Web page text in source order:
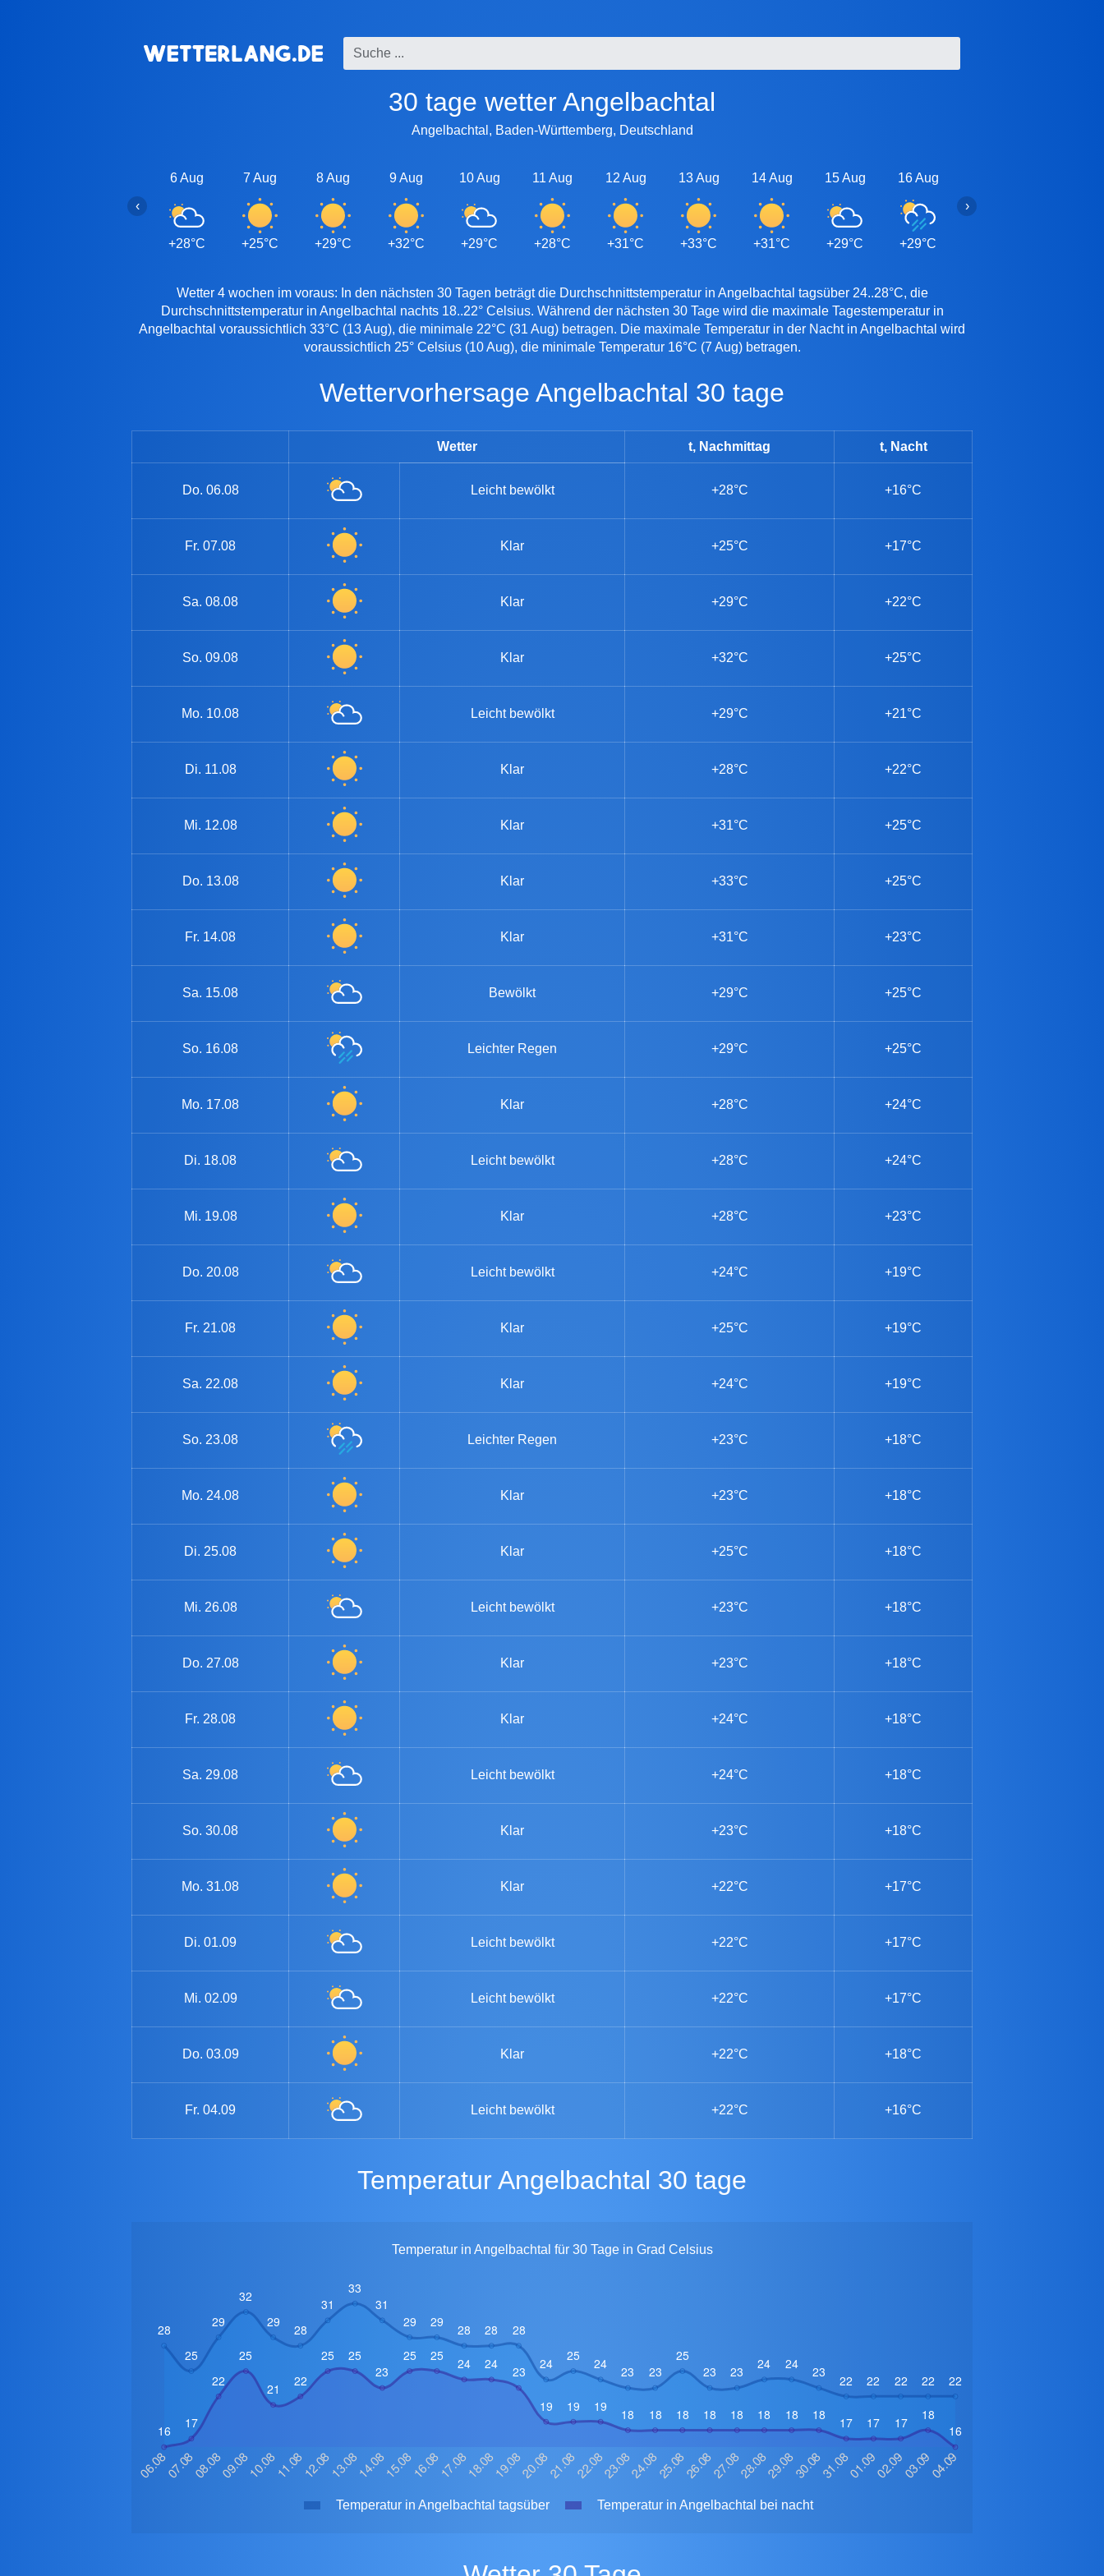
30 tage wetter Angelbachtal
Angelbachtal, Baden-Württemberg, Deutschland
6 Aug
+28°C
7 Aug
+25°C
8 Aug
+29°C
9 Aug
+32°C
10 Aug
+29°C
11 Aug
+28°C
12 Aug
+31°C
13 Aug
+33°C
14 Aug
+31°C
15 Aug
+29°C
16 Aug
+29°C
‹ ›
Wetter 4 wochen im voraus: In den nächsten 30 Tagen beträgt die Durchschnittstemperatur in Angelbachtal tagsüber 24..28°C, die
Durchschnittstemperatur in Angelbachtal nachts 18..22° Celsius. Während der nächsten 30 Tage wird die maximale Tagestemperatur in
Angelbachtal voraussichtlich 33°C (13 Aug), die minimale 22°C (31 Aug) betragen. Die maximale Temperatur in der Nacht in Angelbachtal wird
voraussichtlich 25° Celsius (10 Aug), die minimale Temperatur 16°C (7 Aug) betragen.
Wettervorhersage Angelbachtal 30 tage
Wetter t, Nachmittag t, Nacht
Do. 06.08 Leicht bewölkt +28°C +16°C
Fr. 07.08 Klar +25°C +17°C
Sa. 08.08 Klar +29°C +22°C
So. 09.08 Klar +32°C +25°C
Mo. 10.08 Leicht bewölkt +29°C +21°C
Di. 11.08 Klar +28°C +22°C
Mi. 12.08 Klar +31°C +25°C
Do. 13.08 Klar +33°C +25°C
Fr. 14.08 Klar +31°C +23°C
Sa. 15.08 Bewölkt +29°C +25°C
So. 16.08 Leichter Regen +29°C +25°C
Mo. 17.08 Klar +28°C +24°C
Di. 18.08 Leicht bewölkt +28°C +24°C
Mi. 19.08 Klar +28°C +23°C
Do. 20.08 Leicht bewölkt +24°C +19°C
Fr. 21.08 Klar +25°C +19°C
Sa. 22.08 Klar +24°C +19°C
So. 23.08 Leichter Regen +23°C +18°C
Mo. 24.08 Klar +23°C +18°C
Di. 25.08 Klar +25°C +18°C
Mi. 26.08 Leicht bewölkt +23°C +18°C
Do. 27.08 Klar +23°C +18°C
Fr. 28.08 Klar +24°C +18°C
Sa. 29.08 Leicht bewölkt +24°C +18°C
So. 30.08 Klar +23°C +18°C
Mo. 31.08 Klar +22°C +17°C
Di. 01.09 Leicht bewölkt +22°C +17°C
Mi. 02.09 Leicht bewölkt +22°C +17°C
Do. 03.09 Klar +22°C +18°C
Fr. 04.09 Leicht bewölkt +22°C +16°C
Temperatur Angelbachtal 30 tage
Temperatur in Angelbachtal für 30 Tage in Grad Celsius
Temperatur in Angelbachtal tagsüber Temperatur in Angelbachtal bei nacht